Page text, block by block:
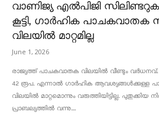
വാണിജ്യ എൽപിജി
കൂട്ടി, ഗാർഹിക പാചകവാതക
വിലയിൽ മാറ്റമില്ല
June 1, 2026
രാജ്യത്ത് പാചകവാതക വിലയിൽ വീണ്ടും വർധനവ്.
42 രൂപ. എന്നാൽ ഗാർഹിക ആവശ്യങ്ങൾക്കുള്ള
വിലയിൽ മാറ്റമൊന്നും വരുത്തിയിട്ടില്ല.
പ്രാബല്യത്തിൽ വന്നു....